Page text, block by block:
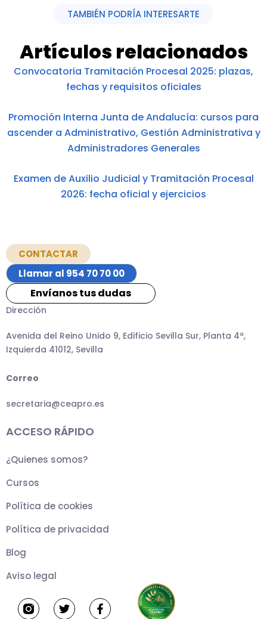
TAMBIÉN PODRÍA INTERESARTE
Artículos relacionados
Convocatoria Tramitación Procesal 2025: plazas,
fechas y requisitos oficiales
Promoción Interna Junta de Andalucía: cursos para
ascender a Administrativo, Gestión Administrativa y
Administradores Generales
Examen de Auxilio Judicial y Tramitación Procesal
2026: fecha oficial y ejercicios
CONTACTAR
Llamar al 954 70 70 00
Envíanos tus dudas
Dirección
Avenida del Reino Unido 9, Edificio Sevilla Sur, Planta 4ª,
Izquierda 41012, Sevilla
Correo
secretaria@ceapro.es
ACCESO RÁPIDO
¿Quienes somos?
Cursos
Política de cookies
Política de privacidad
Blog
Aviso legal
w
i
a
c